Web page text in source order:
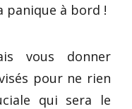
panique à bord !
vous donner
pour ne rien
qui sera le